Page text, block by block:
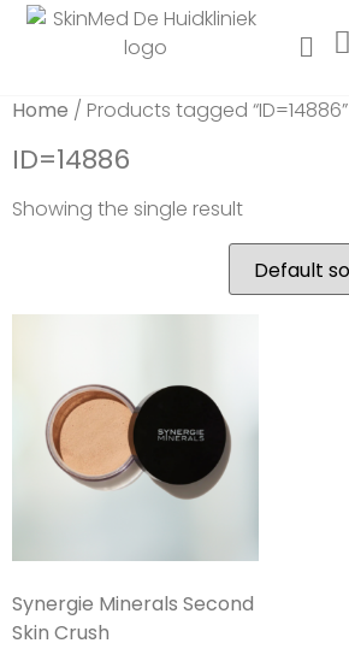
Home / Products tagged “ID=14886”
ID=14886
Showing the single result
Synergie Minerals Second
Skin Crush